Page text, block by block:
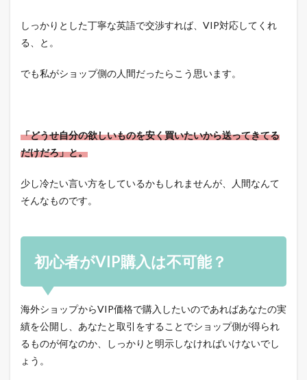
しっかりとした丁寧な英語で交渉すれば、VIP対応してくれ
る、と。
でも私がショップ側の人間だったらこう思います。
「どうせ自分の欲しいものを安く買いたいから送ってきてる
だけだろ」と。
少し冷たい言い方をしているかもしれませんが、人間なんて
そんなものです。
初心者がVIP購入は不可能？
海外ショップからVIP価格で購入したいのであればあなたの実
績を公開し、あなたと取引をすることでショップ側が得られ
るものが何なのか、しっかりと明示しなければいけないでし
ょう。